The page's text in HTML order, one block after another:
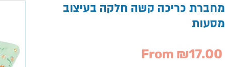
מחברת כריכה קשה חלקה בעיצוב
מסעות
From ₪17.00